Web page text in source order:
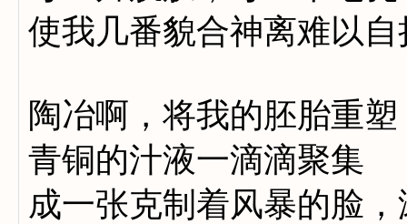
使我几番貌合神离难以自
陶冶啊，将我的胚胎重塑
青铜的汁液一滴滴聚集
成一张克制着风暴的脸